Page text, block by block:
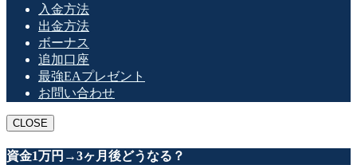
入金方法
出金方法
ボーナス
追加口座
最強EAプレゼント
お問い合わせ
CLOSE
資金1万円→3ヶ月後どうなる？